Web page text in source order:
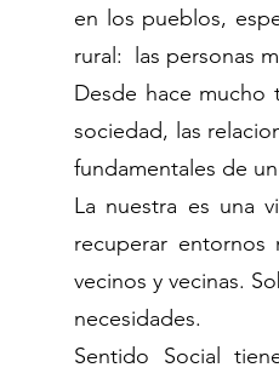
en los pueblos,
rural: las personas
Desde hace mucho
sociedad, las
fundamentales de
La nuestra es una
recuperar entornos
vecinos y vecinas.
necesidades.
​Sentido Social